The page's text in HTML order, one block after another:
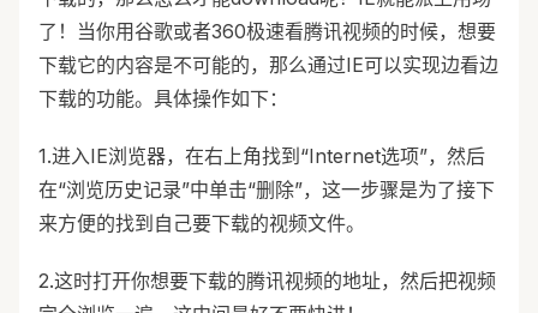
了！当你用谷歌或者360极速看腾讯视频的时候，想要
下载它的内容是不可能的，那么通过IE可以实现边看边
下载的功能。具体操作如下：
1.进入IE浏览器，在右上角找到“Internet选项”，然后
在“浏览历史记录”中单击“删除”，这一步骤是为了接下
来方便的找到自己要下载的视频文件。
2.这时打开你想要下载的腾讯视频的地址，然后把视频